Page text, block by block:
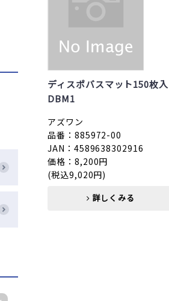
ディスポバスマット150枚入
DBM1
アズワン
品番：885972-00
JAN：4589638302916
価格：8,200円
(税込9,020円)
詳しくみる